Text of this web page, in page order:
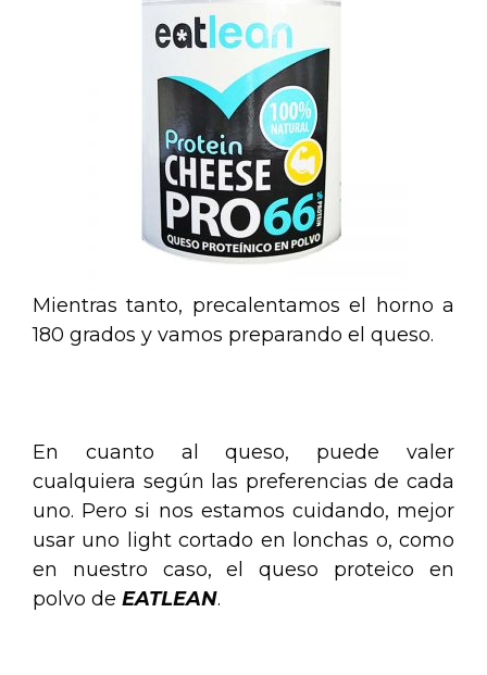
Mientras tanto, precalentamos el horno a
180 grados y vamos preparando el queso.
En cuanto al queso, puede valer
cualquiera según las preferencias de cada
uno. Pero si nos estamos cuidando, mejor
usar uno light cortado en lonchas o, como
en nuestro caso, el queso proteico en
polvo de EATLEAN.